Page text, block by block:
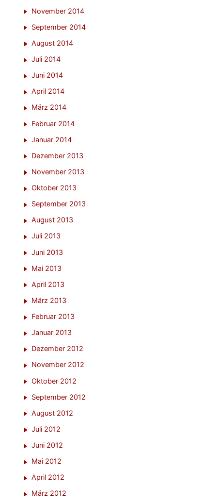
November 2014
September 2014
August 2014
Juli 2014
Juni 2014
April 2014
März 2014
Februar 2014
Januar 2014
Dezember 2013
November 2013
Oktober 2013
September 2013
August 2013
Juli 2013
Juni 2013
Mai 2013
April 2013
März 2013
Februar 2013
Januar 2013
Dezember 2012
November 2012
Oktober 2012
September 2012
August 2012
Juli 2012
Juni 2012
Mai 2012
April 2012
März 2012